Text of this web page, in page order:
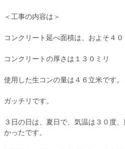
＜工事の内容は＞
コンクリート延べ面積は、およそ４０
コンクリートの厚さは１３０ミリ
使用した生コンの量は４６立米です。
ガッチリです。
３日の日は、夏日で、気温は３０度
かったです。